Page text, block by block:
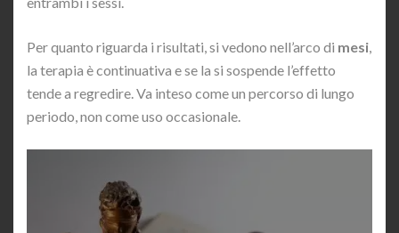
Per quanto riguarda i risultati, si vedono nell’arco di mesi,
la terapia è continuativa e se la si sospende l’effetto
tende a regredire. Va inteso come un percorso di lungo
periodo, non come uso occasionale.